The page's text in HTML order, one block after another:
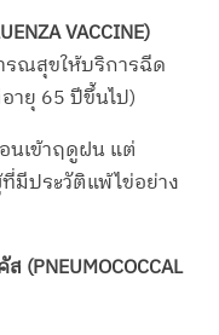
VACCINE)
รณสุขให้บริการฉีด
ยุ 65 ปีขึ้นไป)
นเข้าฤดูฝน แต่
มีประวัติแพ้ไข่อย่าง